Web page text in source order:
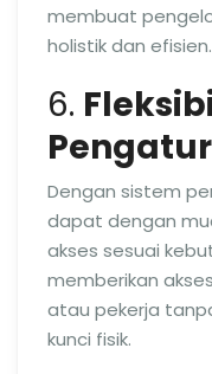
membuat
holistik dan efisien.
6.
Dengan sistem
dapat dengan
akses sesuai
memberikan
atau pekerja
kunci fisik.